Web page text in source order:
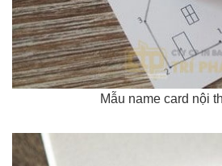
Mẫu name card nội